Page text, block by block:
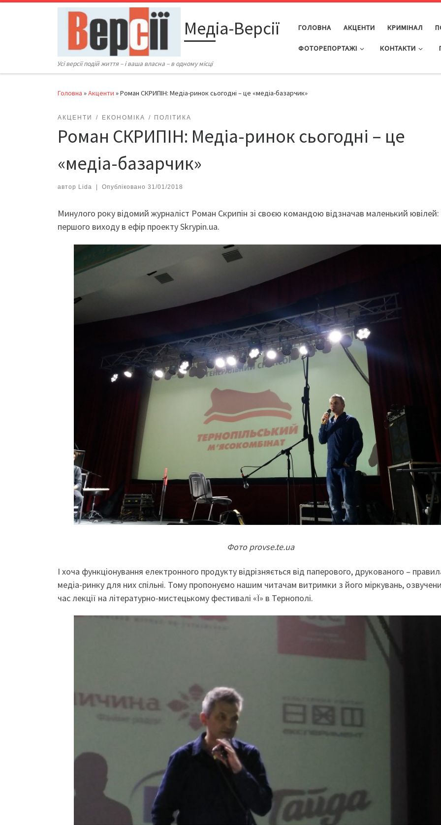
Перейти до вмісту
Медіа-Версії
Усі версії подій життя – і ваша власна – в одному місці
ГОЛОВНА АКЦЕНТИ КРИМІНАЛ
ФОТОРЕПОРТАЖІ КОНТАКТИ
Головна »Акценти »Роман СКРИПІН: Медіа-ринок сьогодні – це «медіа-базарчик»
АКЦЕНТИ ЕКОНОМІКА ПОЛІТИКА
Роман СКРИПІН: Медіа-ринок сьогодні – це
«медіа-базарчик»
автор Lida Опубліковано 31/01/2018
Минулого року відомий журналіст Роман Скрипін зі своєю командою відзначав маленький ювілей:
першого виходу в ефір проекту Skrypin.ua.
Фото provse.te.ua
І хоча функціонування електронного продукту відрізняється від паперового, друкованого –
медіа-ринку для них спільні. Тому пропонуємо нашим читачам витримки з його міркувань,
час лекції на літературно-мистецькому фестивалі «Ї» в Тернополі.